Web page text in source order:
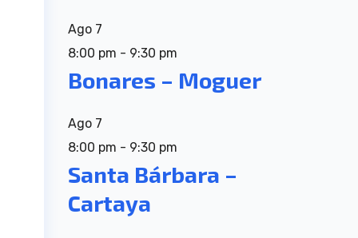
Ago 7
8:00 pm - 9:30 pm
Bonares – Moguer
Ago 7
8:00 pm - 9:30 pm
Santa Bárbara –
Cartaya